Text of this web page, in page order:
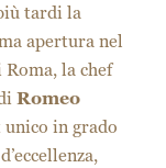
tardi la
apertura nel
la chef
Romeo
unico in grado